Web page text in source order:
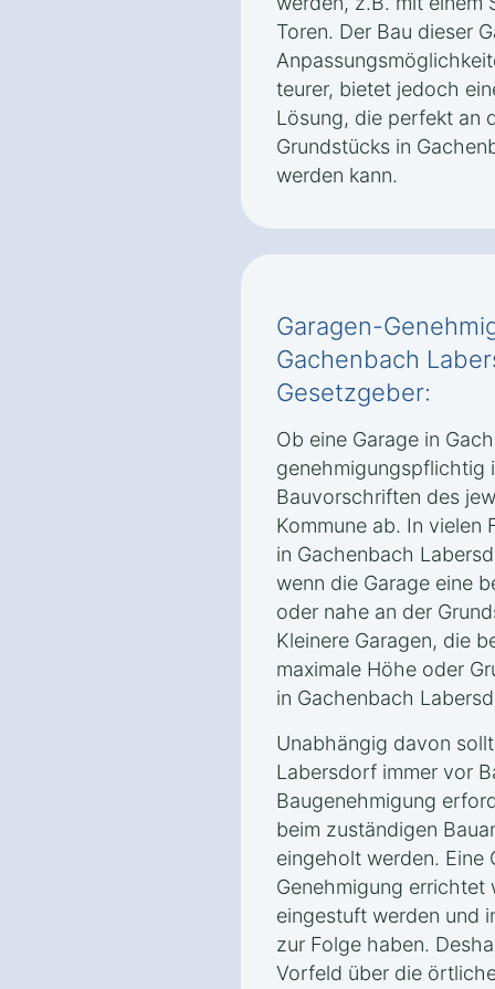
Toren. Der Bau dieser
teurer, bietet jedoch
Lösung, die perfekt an
Grundstücks in
werden kann.
Garagen-
Gachenbach
Gesetzgeber:
Ob eine Garage in
genehmigungspflichtig
Bauvorschriften des
Kommune ab. In vielen
in Gachenbach
wenn die Garage eine
oder nahe an der
Kleinere Garagen, die
maximale Höhe oder
in Gachenbach
Unabhängig davon
Labersdorf immer vor
Baugenehmigung
beim zuständigen
eingeholt werden. Eine
Genehmigung errichtet
eingestuft werden und
zur Folge haben.
Vorfeld über die